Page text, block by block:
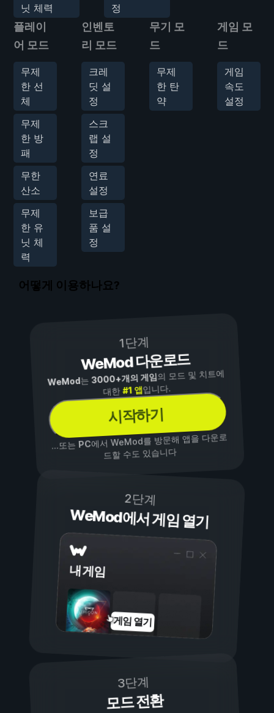
닛 체력
정
플레이
어 모드
무제
한 선
체
무제
한 방
패
무한
산소
무제
한 유
닛 체
력
인벤토
리 모드
크레
딧 설
정
스크
랩 설
정
연료
설정
보급
품 설
정
무기 모
드
무제
한 탄
약
게임 모
드
게임
속도
설정
어떻게 이용하나요?
1단계
WeMod 다운로드
WeMod는3000+개의 게임의 모드 및 치트에
대한#1 앱입니다.
시작하기
...또는PC에서 WeMod를 방문해 앱을 다운로
드할 수도 있습니다
2단계
WeMod에서 게임 열기
내 게임
게임 열기
3단계
모드 전환